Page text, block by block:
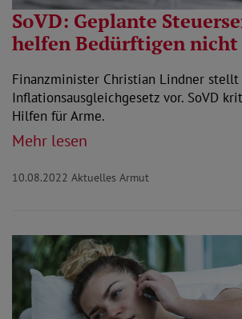
SoVD: Geplante
helfen Bedürftigen nicht
Finanzminister Christian Lindner stellt
Inflationsausgleichgesetz vor. SoVD
Hilfen für Arme.
Mehr lesen
10.08.2022 Aktuelles Armut